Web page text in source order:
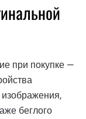
при покупке —
изображения,
беглого